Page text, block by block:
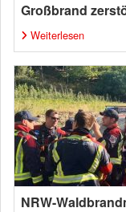
Großbrand
Weiterlesen
NRW-